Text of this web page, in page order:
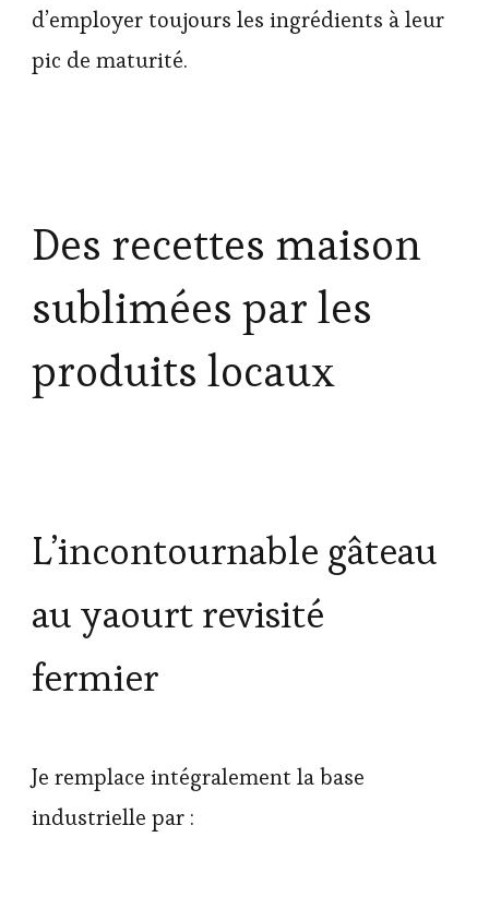
d’employer toujours les ingrédients à leur
pic de maturité.
Des recettes maison
sublimées par les
produits locaux
L’incontournable gâteau
au yaourt revisité
fermier
Je remplace intégralement la base
industrielle par :